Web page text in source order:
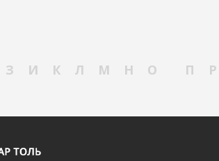
З И К Л М Н О П Р